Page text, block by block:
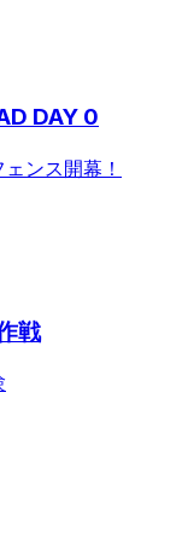
DAY 0
ンス開幕！
戦